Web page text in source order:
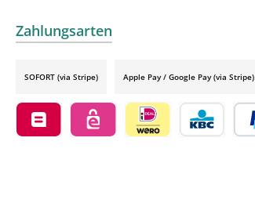
Zahlungsarten
SOFORT (via Stripe) Apple Pay / Google Pay (via Stripe)